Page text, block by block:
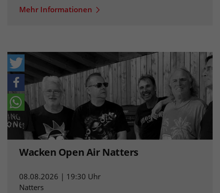
Mehr Informationen
Wacken Open Air Natters
08.08.2026 | 19:30 Uhr
Natters